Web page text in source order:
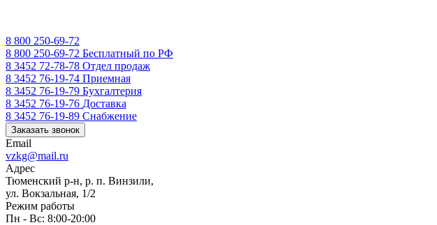
8 800 250-69-72
8 800 250-69-72 Бесплатный по РФ
8 3452 72-78-78 Отдел продаж
8 3452 76-19-74 Приемная
8 3452 76-19-79 Бухгалтерия
8 3452 76-19-76 Доставка
8 3452 76-19-89 Снабжение
Заказать звонок
Email
vzkg@mail.ru
Адрес
Тюменский р-н, р. п. Винзили,
ул. Вокзальная, 1/2
Режим работы
Пн - Вс: 8:00-20:00